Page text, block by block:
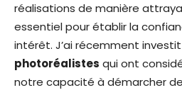
réalisations de manière
essentiel pour établir la
intérêt. J’ai récemment
photoréalistes qui ont
notre capacité à démarcher